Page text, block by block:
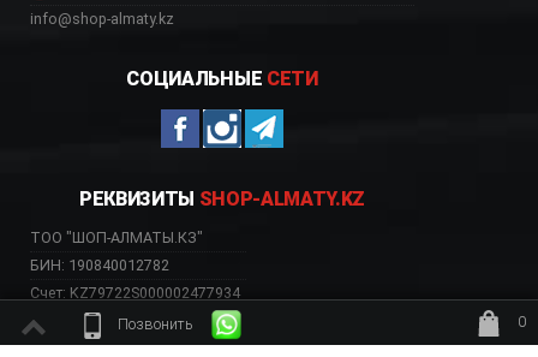
Позвонить
0
ждёт заказ
info@shop-almaty.kz
СОЦИАЛЬНЫЕ СЕТИ
РЕКВИЗИТЫ SHOP-ALMATY.KZ
ТОО "ШОП-АЛМАТЫ.КЗ"
БИН: 190840012782
Счет: KZ79722S000002477934
Банк: АО «Kaspi Bank»
БИК: CASPKZKA